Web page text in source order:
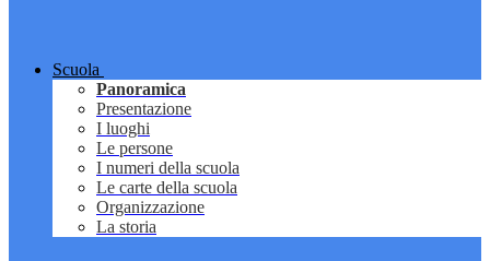
Scuola
Panoramica
Presentazione
I luoghi
Le persone
I numeri della scuola
Le carte della scuola
Organizzazione
La storia